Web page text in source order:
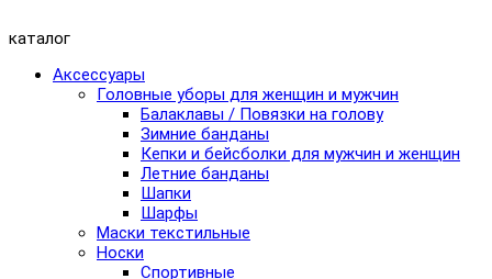
каталог
Аксессуары
Головные уборы для женщин и мужчин
Балаклавы / Повязки на голову
Зимние банданы
Кепки и бейсболки для мужчин и женщин
Летние банданы
Шапки
Шарфы
Маски текстильные
Носки
Спортивные